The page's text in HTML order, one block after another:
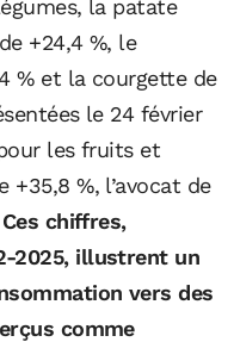
la patate
+24,4 %, le
% et la courgette de
le 24 février
les fruits et
%, l’avocat de
Ces chiffres,
2025, illustrent un
vers des
comme